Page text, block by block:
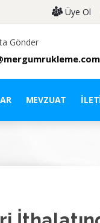
Üye Ol
Gönder
MEVZUAT